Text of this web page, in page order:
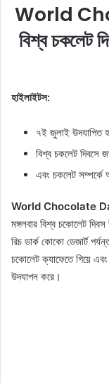
World
বিশ্ব চকলেট
হাইলাইটস:
৭ই জুলাই উদযাপিত
বিশ্ব চকলেট দিবসে
এবং চকলেট সম্পর্কে
World Chocolate
মঙ্গলবার বিশ্ব চকোলেট
রিচ ডার্ক কোকো ডেজার্ট
চকোলেট ক্যাফেতে গিয়ে এবং
উদযাপন করে।